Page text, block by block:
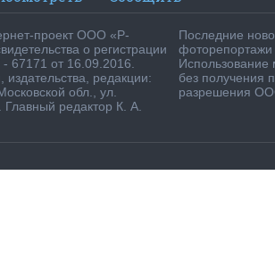
проект ООО «Р-
о регистрации
от 16.09.2016.
издательства, редакции:
обл., ул.
редактор К. А.
Последние
фоторепортажи
Использование
без получения
разрешения